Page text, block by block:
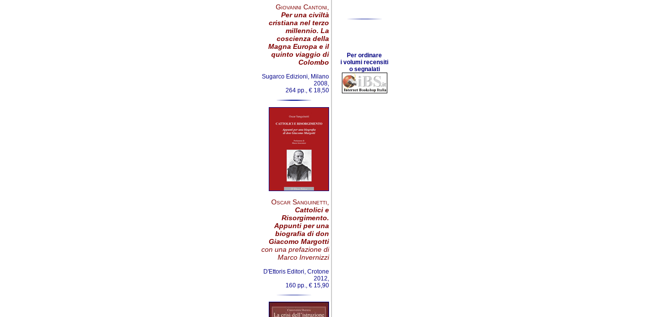
Giovanni Cantoni,
Per una civiltà
cristiana nel terzo
millennio. La
coscienza della
Magna Europa e il
quinto viaggio di
Colombo
Sugarco Edizioni, Milano
2008,
264 pp., € 18,50
Oscar Sanguinetti
Cattolici e
Risorgimento.
Appunti per una
biografia di don
Giacomo Margotti
con una prefazione di
Marco Invernizzi
D'Ettoris Editori, Crotone
2012,
160 pp., € 15,90
Per ordinare
i volumi recensiti
o segnalati